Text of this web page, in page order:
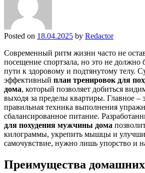
Posted on 18.04.2025 by Redactor
Современный ритм жизни часто не
посещение спортзала, но это не должно
пути к здоровому и подтянутому телу.
эффективный план тренировок для
дома, который позволяет добиться
выходя за пределы квартиры. Главное –
правильная техника выполнения
сбалансированное питание.
для похудения мужчины дома
килограммы, укрепить мышцы и
самочувствие, нужно лишь упорство и
Преимущества домашних